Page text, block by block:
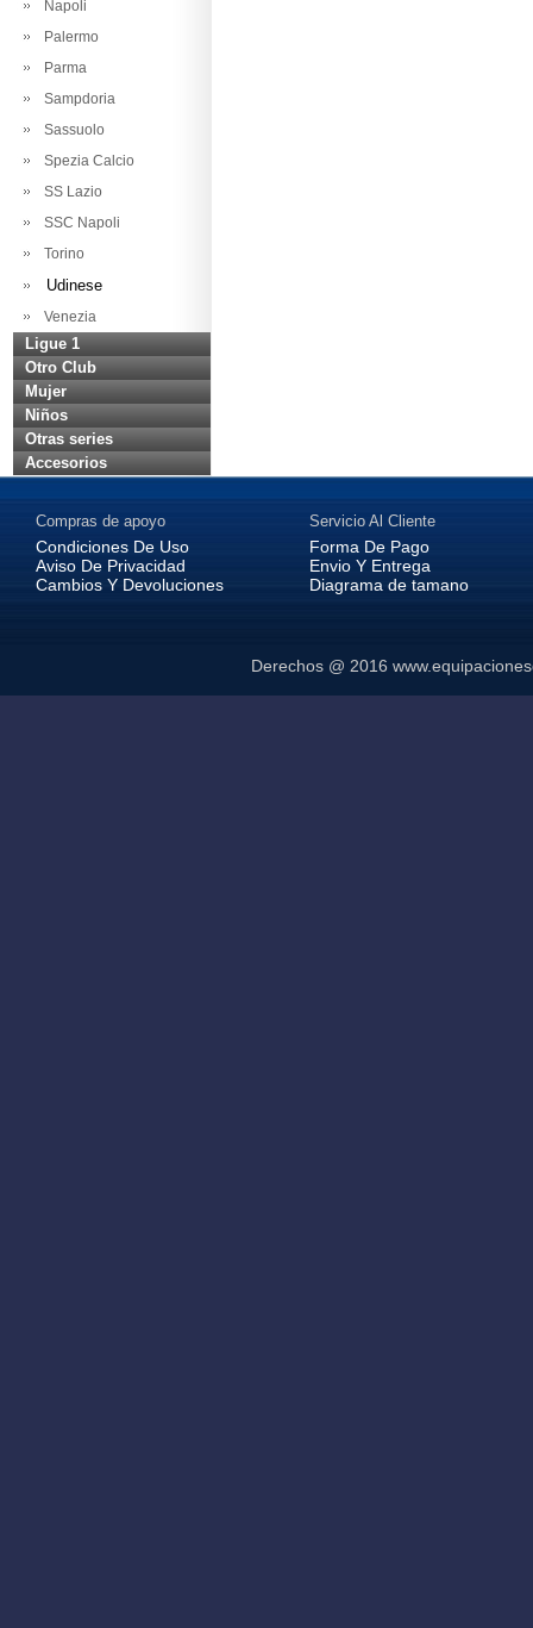
Napoli
Palermo
Parma
Sampdoria
Sassuolo
Spezia Calcio
SS Lazio
SSC Napoli
Torino
Udinese
Venezia
Ligue 1
Otro Club
Mujer
Niños
Otras series
Accesorios
Compras de apoyo
Condiciones De Uso
Aviso De Privacidad
Cambios Y Devoluciones
Servicio Al Cliente
Forma De Pago
Envio Y Entrega
Diagrama de tamano
Derechos @ 2016